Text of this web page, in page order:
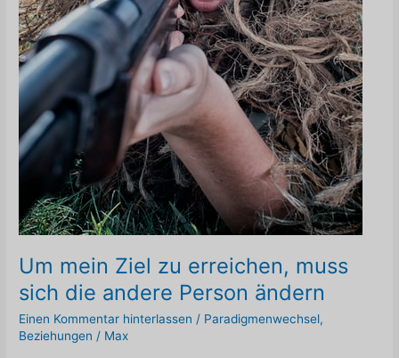
Um mein Ziel zu erreichen, muss
sich die andere Person ändern
Einen Kommentar hinterlassen / Paradigmenwechsel,
Beziehungen / Max